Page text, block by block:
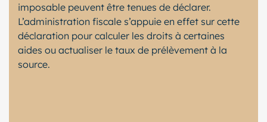
imposable peuvent être tenues de déclarer.
L’administration fiscale s’appuie en effet sur cette
déclaration pour calculer les droits à certaines
aides ou actualiser le taux de prélèvement à la
source.